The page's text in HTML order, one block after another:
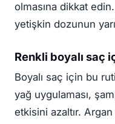
olmasına dikkat
yetişkin dozunun
Renkli boyalı saç
Boyalı saç için bu
yağ uygulaması,
etkisini azaltır.